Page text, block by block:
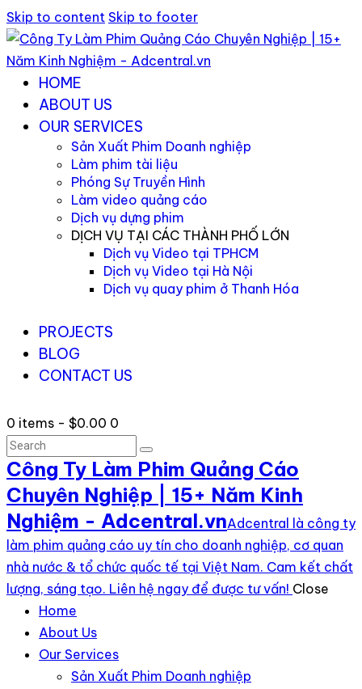
Skip to content Skip to footer
HOME
ABOUT US
OUR SERVICES
Sản Xuất Phim Doanh nghiệp
Làm phim tài liệu
Phóng Sự Truyền Hình
Làm video quảng cáo
Dịch vụ dựng phim
DỊCH VỤ TẠI CÁC THÀNH PHỐ LỚN
Dịch vụ Video tại TPHCM
Dịch vụ Video tại Hà Nội
Dịch vụ quay phim ở Thanh Hóa
PROJECTS
BLOG
CONTACT US
0 items - $0.00 0
Công Ty Làm Phim Quảng Cáo
Chuyên Nghiệp | 15+ Năm Kinh
Nghiệm - Adcentral.vnAdcentral là công ty
làm phim quảng cáo uy tín cho doanh nghiệp, cơ quan
nhà nước & tổ chức quốc tế tại Việt Nam. Cam kết chất
lượng, sáng tạo. Liên hệ ngay để được tư vấn! Close
Home
About Us
Our Services
Sản Xuất Phim Doanh nghiệp